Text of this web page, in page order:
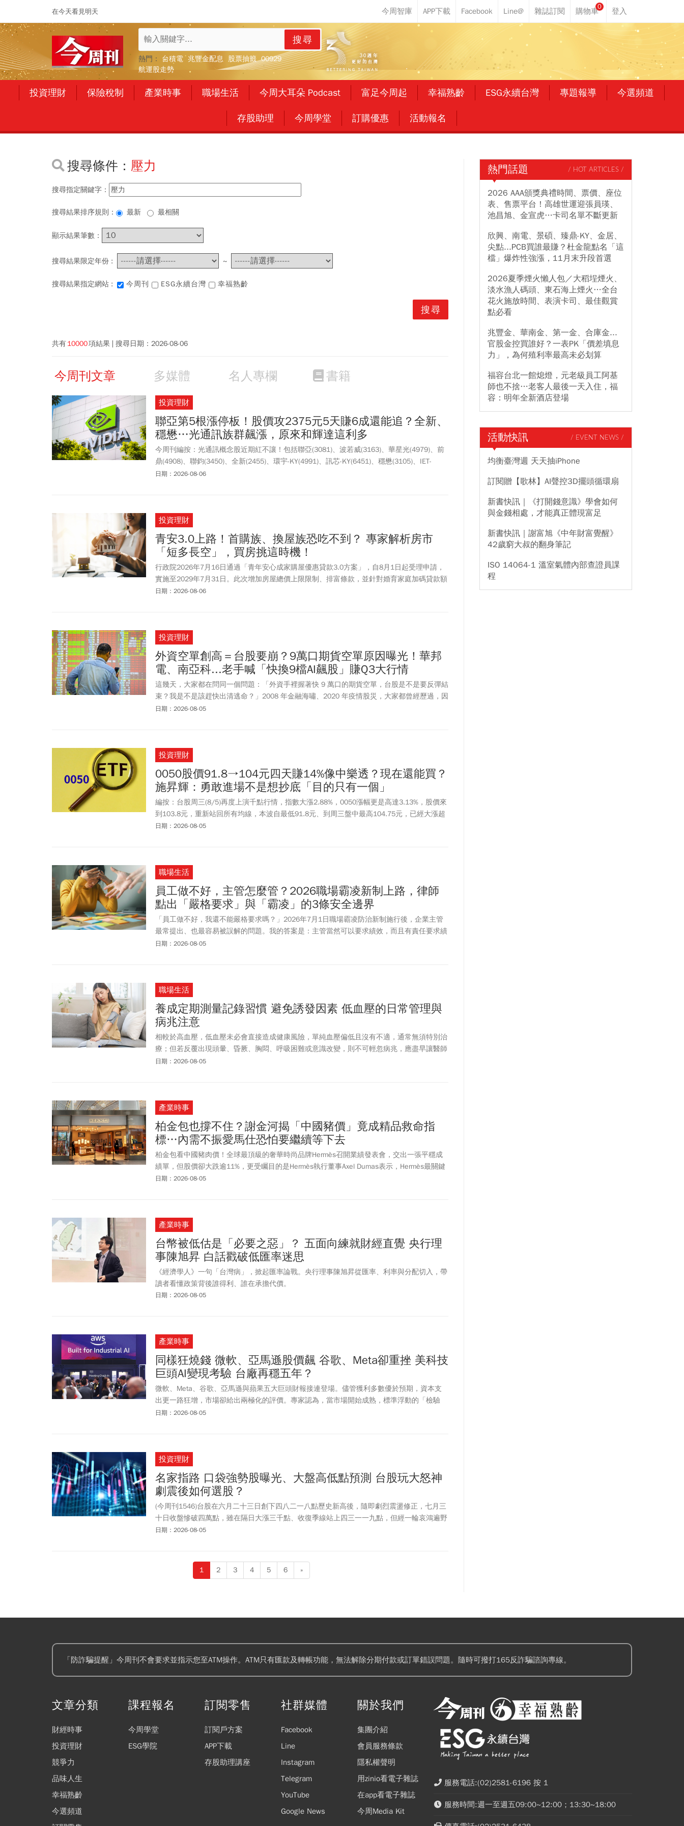
在今天看見明天
0
搜尋
熱門： 台積電 兆豐金配息 股票抽籤 00929
航運股走勢
投資理財 保險稅制 產業時事 職場生活 今周大耳朵 Podcast 富足今周起 幸福熟齡 ESG永續台灣 專題報導 今選頻道
存股助理 今周學堂 訂購優惠 活動報名
搜尋條件： 壓力
搜尋指定關鍵字：
搜尋結果排序規則： 最新 最相關
顯示結果筆數：
搜尋結果限定年份 : ~
搜尋結果指定網站 : 今周刊 ESG永續台灣 幸福熟齡
共有10000項結果 搜尋日期： 2026-08-06
今周刊文章 多媒體 名人專欄 書籍
投資理財
聯亞第5根漲停板！股價攻2375元5天賺6成還能追？全新、
穩懋…光通訊族群飆漲，原來和輝達這利多
今周刊編按：光通訊概念股近期紅不讓！包括聯亞(3081)、波若威(3163)、華星光(4979)、前
鼎(4908)、聯鈞(3450)、全新(2455)、環宇-KY(4991)、訊芯-KY(6451)、穩懋(3105)、IET-
KY(4971)等10檔個股，週三(8/5)亮燈漲停直到收盤。其中，聯亞周四(8/6)繼續拉出第5根漲
要追買，畢竟漲幅已高，現在追買風險太大。
日期：2026-08-06
投資理財
青安3.0上路！首購族、換屋族恐吃不到？ 專家解析房市
「短多長空」，買房挑這時機！
行政院2026年7月16日通過「青年安心成家購屋優惠貸款3.0方案」，自8月1日起受理申請，
實施至2029年7月31日。此次增加房屋總價上限限制、排富條款，並針對婚育家庭加碼貸款額
度與利息補貼。房產專家顏博志（阿北）指出，青安3.0在制度設計上可能治標不治本。3+3補
日期：2026-08-06
投資理財
外資空單創高＝台股要崩？9萬口期貨空單原因曝光！華邦
電、南亞科...老手喊「快換9檔AI飆股」賺Q3大行情
這幾天，大家都在問同一個問題：「外資手裡握著快 9 萬口的期貨空單，台股是不是要反彈結
束？我是不是該趕快出清逃命？」2008 年金融海嘯、2020 年疫情股災，大家都曾經歷過，因
此只要看到「外資空單創高」，很多人第一個反應就是：「是不是該先跑？」
日期：2026-08-05
投資理財
0050股價91.8→104元四天賺14%像中樂透？現在還能買？
施昇輝：勇敢進場不是想抄底「目的只有一個」
編按：台股周三(8/5)再度上演千點行情，指數大漲2.88%，0050漲幅更是高達3.13%，股價來
到103.8元，重新站回所有均線，本波自最低91.8元、到周三盤中最高104.75元，已經大漲超
過14%。樂活大叔施昇輝分享，有網友私訊他，說今年初才知道0050，但看著它一直漲，都不
樣？我有回他，他少了0.6元的股息。他說沒關係，終於開始行動才更重要」。施昇輝分享，
有人知道0050的時間很晚，但你不能跟他說為什麼不早一點買？「任何時間看到、任何時間
知道0050的人，我都該告訴這些人我現在有買，讓他知道他並不孤單」。
日期：2026-08-05
職場生活
員工做不好，主管怎麼管？2026職場霸凌新制上路，律師
點出「嚴格要求」與「霸凌」的3條安全邊界
「員工做不好，我還不能嚴格要求嗎？」2026年7月1日職場霸凌防治新制施行後，企業主管
最常提出、也最容易被誤解的問題。我的答案是：主管當然可以要求績效，而且有責任要求績
效，甚至嚴格要求績效也沒問題。
日期：2026-08-05
職場生活
養成定期測量記錄習慣 避免誘發因素 低血壓的日常管理與
病兆注意
相較於高血壓，低血壓未必會直接造成健康風險，單純血壓偏低且沒有不適，通常無須特別治
療；但若反覆出現頭暈、昏厥、胸悶、呼吸困難或意識改變，則不可輕忽病兆，應盡早讓醫師
評估治療。
日期：2026-08-05
產業時事
柏金包也撐不住？謝金河揭「中國豬價」竟成精品救命指
標…內需不振愛馬仕恐怕要繼續等下去
柏金包看中國豬肉價！全球最頂級的奢華時尚品牌Hermès召開業績發表會，交出一張平穩成
績單，但股價卻大跌逾11%，更受矚目的是Hermès執行董事Axel Dumas表示，Hermès最關鍵
的指標要看中國豬肉價格是否回升？
日期：2026-08-05
產業時事
台幣被低估是「必要之惡」？ 五面向練就財經直覺 央行理
事陳旭昇 白話戳破低匯率迷思
《經濟學人》一句「台灣病」，掀起匯率論戰。央行理事陳旭昇從匯率、利率與分配切入，帶
讀者看懂政策背後誰得利、誰在承擔代價。
日期：2026-08-05
產業時事
同樣狂燒錢 微軟、亞馬遜股價飆 谷歌、Meta卻重挫 美科技
巨頭AI變現考驗 台廠再穩五年？
微軟、Meta、谷歌、亞馬遜與蘋果五大巨頭財報接連登場。儘管獲利多數優於預期，資本支
出更一路狂增，市場卻給出兩極化的評價。專家認為，當市場開始成熟，標準浮動的「檢驗
期」已經來臨。
日期：2026-08-05
投資理財
名家指路 口袋強勢股曝光、大盤高低點預測 台股玩大怒神
劇震後如何選股？
(今周刊1546)台股在六月二十三日創下四八二一八點歷史新高後，隨即劇烈震盪修正，七月三
十日收盤慘破四萬點，雖在隔日大漲三千點、收復季線站上四三一一九點，但經一輪哀鴻遍野
的殺盤，已讓不少人心驚膽戰。究竟，台股後市能否在修正後重返康莊大道，又或者，多頭結
日期：2026-08-05
1 2 3 4 5 6 »
熱門話題 / HOT ARTICLES /
2026 AAA頒獎典禮時間、票價、座位
表、售票平台！高雄世運迎張員瑛、
池昌旭、金宣虎…卡司名單不斷更新
欣興、南電、景碩、臻鼎-KY、金居、
尖點...PCB買誰最賺？杜金龍點名「這
檔」爆炸性強漲，11月末升段首選
2026夏季煙火懶人包／大稻埕煙火、
淡水漁人碼頭、東石海上煙火…全台
花火施放時間、表演卡司、最佳觀賞
點必看
兆豐金、華南金、第一金、合庫金...
官股金控買誰好？一表PK「價差填息
力」，為何殖利率最高未必划算
福容台北一館熄燈，元老級員工阿基
師也不捨…老客人最後一天入住，福
容：明年全新酒店登場
活動快訊 / EVENT NEWS /
均衡臺灣週 天天抽iPhone
訂閱贈【歌林】AI聲控3D擺頭循環扇
新書快訊｜《打開錢意識》學會如何
與金錢相處，才能真正體現富足
新書快訊｜謝富旭《中年財富覺醒》
42歲窮大叔的翻身筆記
ISO 14064-1 溫室氣體內部查證員課
程
「防詐騙提醒」今周刊不會要求並指示您至ATM操作。ATM只有匯款及轉帳功能，無法解除分期付款或訂單錯誤問題。隨時可撥打165反詐騙諮詢專線。
文章分類
財經時事
投資理財
競爭力
品味人生
幸福熟齡
今選頻道
課程報名
今周學堂
ESG學院
訂閱零售
訂閱戶方案
APP下載
存股助理講座
社群媒體
Facebook
Line
Instagram
Telegram
YouTube
Google News
關於我們
集團介紹
會員服務條款
隱私權聲明
用zinio看電子雜誌
在app看電子雜誌
今周Media Kit
服務電話:(02)2581-6196 按 1
服務時間:週一至週五09:00~12:00；13:30~18:00